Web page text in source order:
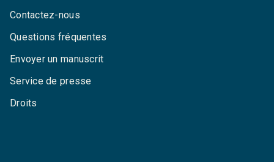
Contactez-nous
Questions fréquentes
Envoyer un manuscrit
Service de presse
Droits